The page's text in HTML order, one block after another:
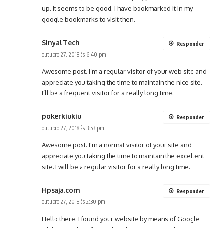
up. It seems to be good. I have bookmarked it in my
google bookmarks to visit then.
SinyalTech
outubro 27, 2018 às 6:40 pm
Awesome post. I’m a regular visitor of your web site and
appreciate you taking the time to maintain the nice site.
I’ll be a frequent visitor for a really long time.
Responder
pokerkiukiu
outubro 27, 2018 às 3:53 pm
Awesome post. I’m a normal visitor of your site and
appreciate you taking the time to maintain the excellent
site. I will be a regular visitor for a really long time.
Responder
Hpsaja.com
outubro 27, 2018 às 2:30 pm
Hello there. I found your website by means of Google
Responder